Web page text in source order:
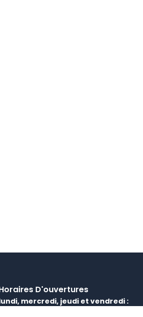
D'ouvertures
mercredi, jeudi et vendredi :